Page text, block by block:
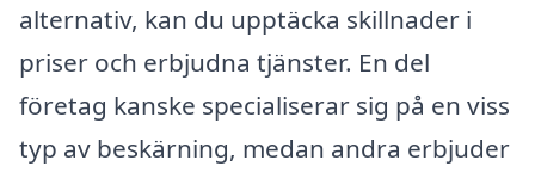
alternativ, kan du upptäcka skillnader i
priser och erbjudna tjänster. En del
företag kanske specialiserar sig på en viss
typ av beskärning, medan andra erbjuder